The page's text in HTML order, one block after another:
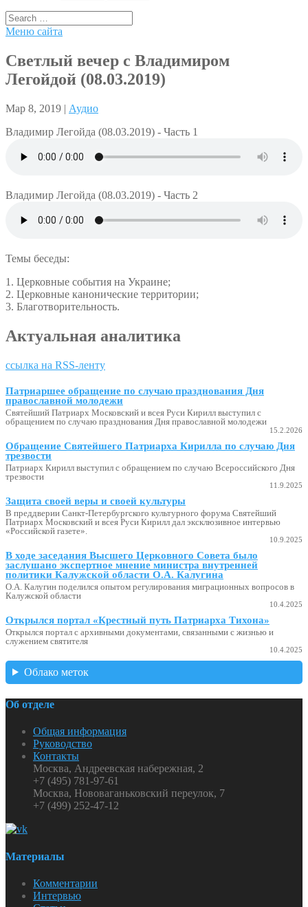
Меню сайта
Светлый вечер с Владимиром
Легойдой (08.03.2019)
Мар 8, 2019 | Аудио
Владимир Легойда (08.03.2019) - Часть 1
Владимир Легойда (08.03.2019) - Часть 2
Темы беседы:
1. Церковные события на Украине;
2. Церковные канонические территории;
3. Благотворительность.
Актуальная аналитика
ссылка на RSS-ленту
Патриаршее обращение по случаю празднования Дня
православной молодежи
Святейший Патриарх Московский и всея Руси Кирилл выступил с
обращением по случаю празднования Дня православной молодежи
15.2.2026
Обращение Святейшего Патриарха Кирилла по случаю Дня
трезвости
Патриарх Кирилл выступил с обращением по случаю Всероссийского Дня
трезвости
11.9.2025
Защита своей веры и своей культуры
В преддверии Санкт-Петербургского культурного форума Святейший
Патриарх Московский и всея Руси Кирилл дал эксклюзивное интервью
«Российской газете».
10.9.2025
В ходе заседания Высшего Церковного Совета было
заслушано экспертное мнение министра внутренней
политики Калужской области О.А. Калугина
О.А. Калугин поделился опытом регулирования миграционных вопросов в
Калужской области
10.4.2025
Открылся портал «Крестный путь Патриарха Тихона»
Открылся портал с архивными документами, связанными с жизнью и
служением святителя
10.4.2025
Облако меток
Об отделе
Общая информация
Руководство
Контакты
Москва, Андреевская набережная, 2
+7 (495) 781-97-61
Москва, Нововаганьковский переулок, 7
+7 (499) 252-47-12
Материалы
Комментарии
Интервью